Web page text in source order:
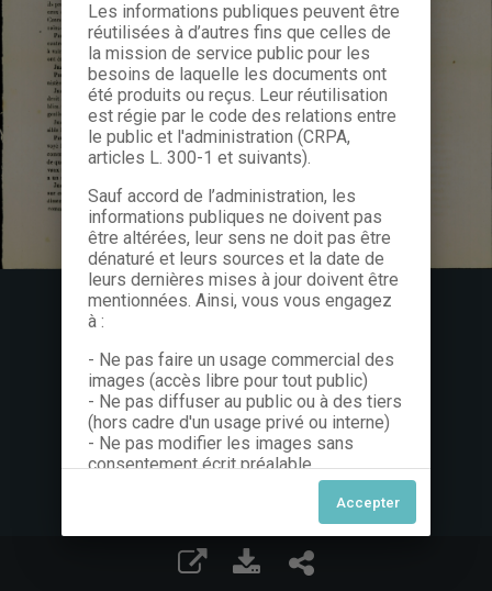
Les informations publiques peuvent être
réutilisées à d’autres fins que celles de
la mission de service public pour les
besoins de laquelle les documents ont
été produits ou reçus. Leur réutilisation
est régie par le code des relations entre
le public et l'administration (CRPA,
articles L. 300-1 et suivants).
Sauf accord de l’administration, les
informations publiques ne doivent pas
être altérées, leur sens ne doit pas être
dénaturé et leurs sources et la date de
leurs dernières mises à jour doivent être
mentionnées. Ainsi, vous vous engagez
à :
- Ne pas faire un usage commercial des
images (accès libre pour tout public)
- Ne pas diffuser au public ou à des tiers
(hors cadre d'un usage privé ou interne)
- Ne pas modifier les images sans
consentement écrit préalable
Dans le cas contraire, nous vous invitons
à nous contacter afin de solliciter le type
de Licence souhaitée parmi celles
proposées et le cas échéant, acquitter